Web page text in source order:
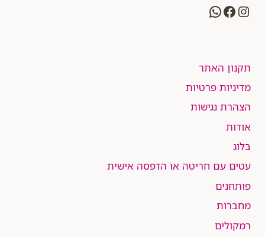
Instagram
Facebook
WhatsApp
תקנון האתר
מדיניות פרטיות
הצהרת נגישות
אודות
בלוג
עטים עם חריטה או הדפסה אישית
פותחנים
מחברות
רמקולים